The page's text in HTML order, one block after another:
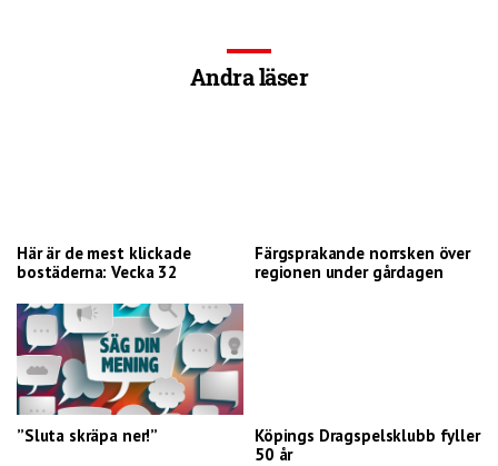
Andra läser
Här är de mest klickade
bostäderna: Vecka 32
Färgsprakande norrsken över
regionen under gårdagen
”Sluta skräpa ner!”
Köpings Dragspelsklubb fyller
50 år